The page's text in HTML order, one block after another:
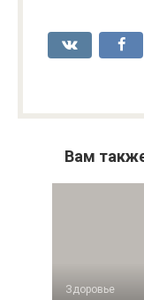
Вам
Здоровье